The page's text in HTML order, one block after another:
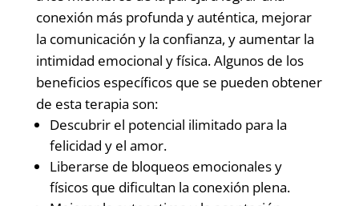
conexión más profunda y auténtica, mejorar
la comunicación y la confianza, y aumentar la
intimidad emocional y física. Algunos de los
beneficios específicos que se pueden obtener
de esta terapia son:
Descubrir el potencial ilimitado para la
felicidad y el amor.
Liberarse de bloqueos emocionales y
físicos que dificultan la conexión plena.